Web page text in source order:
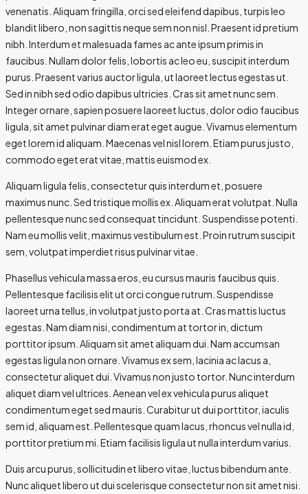
venenatis. Aliquam fringilla, orci sed eleifend dapibus, turpis leo
blandit libero, non sagittis neque sem non nisl. Praesent id pretium
nibh. Interdum et malesuada fames ac ante ipsum primis in
faucibus. Nullam dolor felis, lobortis ac leo eu, suscipit interdum
purus. Praesent varius auctor ligula, ut laoreet lectus egestas ut.
Sed in nibh sed odio dapibus ultricies. Cras sit amet nunc sem.
Integer ornare, sapien posuere laoreet luctus, dolor odio faucibus
ligula, sit amet pulvinar diam erat eget augue. Vivamus elementum
eget lorem id aliquam. Maecenas vel nisl lorem. Etiam purus justo,
commodo eget erat vitae, mattis euismod ex.
Aliquam ligula felis, consectetur quis interdum et, posuere
maximus nunc. Sed tristique mollis ex. Aliquam erat volutpat. Nulla
pellentesque nunc sed consequat tincidunt. Suspendisse potenti.
Nam eu mollis velit, maximus vestibulum est. Proin rutrum suscipit
sem, volutpat imperdiet risus pulvinar vitae.
Phasellus vehicula massa eros, eu cursus mauris faucibus quis.
Pellentesque facilisis elit ut orci congue rutrum. Suspendisse
laoreet urna tellus, in volutpat justo porta at. Cras mattis luctus
egestas. Nam diam nisi, condimentum at tortor in, dictum
porttitor ipsum. Aliquam sit amet aliquam dui. Nam accumsan
egestas ligula non ornare. Vivamus ex sem, lacinia ac lacus a,
consectetur aliquet dui. Vivamus non justo tortor. Nunc interdum
aliquet diam vel ultrices. Aenean vel ex vehicula purus aliquet
condimentum eget sed mauris. Curabitur ut dui porttitor, iaculis
sem id, aliquam est. Pellentesque quam lacus, rhoncus vel nulla id,
porttitor pretium mi. Etiam facilisis ligula ut nulla interdum varius.
Duis arcu purus, sollicitudin et libero vitae, luctus bibendum ante.
Nunc aliquet libero ut dui scelerisque consectetur non sit amet nisi.